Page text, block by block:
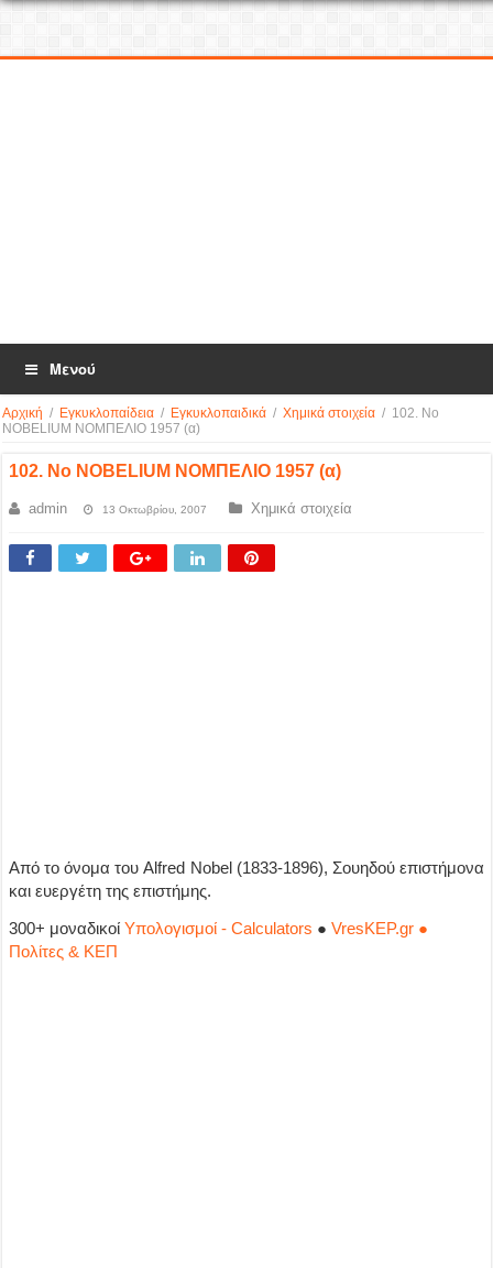
Μενού
Αρχική / Εγκυκλοπαίδεια / Εγκυκλοπαιδικά / Χημικά στοιχεία / 102. No
NOBELIUM ΝΟΜΠΕΛΙΟ 1957 (α)
102. No NOBELIUM ΝΟΜΠΕΛΙΟ 1957 (α)
admin 13 Οκτωβρίου, 2007 Χημικά στοιχεία
Από το όνομα του Alfred Nobel (1833-1896), Σουηδού επιστήμονα
και ευεργέτη της επιστήμης.
300+ μοναδικοίΥπολογισμοί - Calculators ●VresKEP.gr ●
Πολίτες & ΚΕΠ